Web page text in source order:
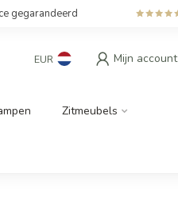
gegarandeerd
EUR Mijn account
Zitmeubels